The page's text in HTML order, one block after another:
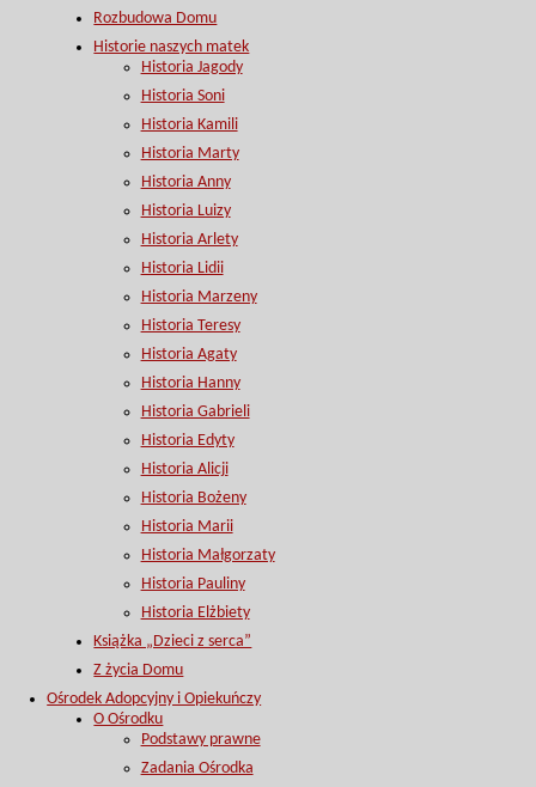
Rozbudowa Domu
Historie naszych matek
Historia Jagody
Historia Soni
Historia Kamili
Historia Marty
Historia Anny
Historia Luizy
Historia Arlety
Historia Lidii
Historia Marzeny
Historia Teresy
Historia Agaty
Historia Hanny
Historia Gabrieli
Historia Edyty
Historia Alicji
Historia Bożeny
Historia Marii
Historia Małgorzaty
Historia Pauliny
Historia Elżbiety
Książka „Dzieci z serca”
Z życia Domu
Ośrodek Adopcyjny i Opiekuńczy
O Ośrodku
Podstawy prawne
Zadania Ośrodka